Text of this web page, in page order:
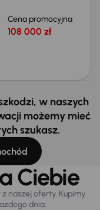
Cena promocyjna
108 000 zł
w naszych
możemy mieć
szukasz.
Ciebie
z naszej oferty. Kupimy
dnia.